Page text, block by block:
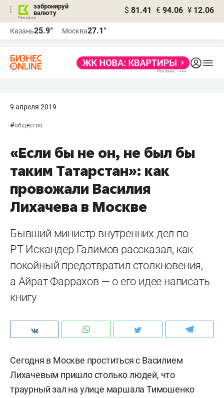
забронируй
валюту
$ 81.41 € 94.06 ¥ 12.06
Казань25.9° Москва27.1°
9 апреля 2019
#общество
«Если бы не он, не был бы
таким Татарстан»: как
провожали Василия
Лихачева в Москве
Бывший министр внутренних дел по
РТ Искандер Галимов рассказал, как
покойный предотвратил столкновения,
а Айрат Фаррахов — о его идее написать
книгу
Сегодня в Москве проститься с Василием
Лихачевым пришло столько людей, что
траурный зал на улице маршала Тимошенко